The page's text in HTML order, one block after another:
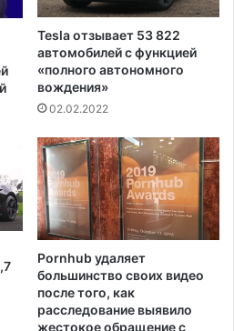
Tesla отзывает 53 822
автомобилей с функцией
«полного автономного
вождения»
02.02.2022
Pornhub удаляет
большинство своих видео
после того, как
расследование выявило
жестокое обращение с